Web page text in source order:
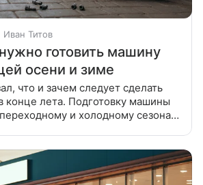
Иван Титов
готовить машину
осени и зиме
что и зачем следует сделать
конце лета. Подготовку машины
и холодному сезонам